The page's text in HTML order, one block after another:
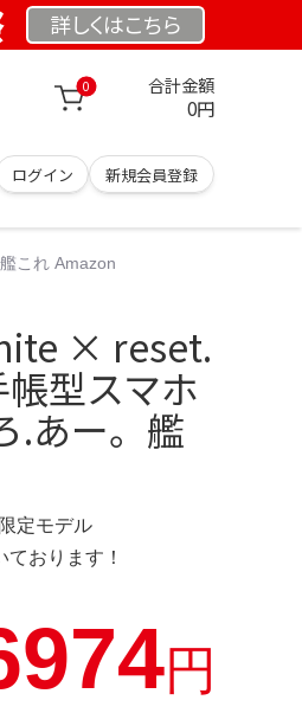
詳しくはこちら
0 合計金額
0円
ログイン 新規会員登録
これ Amazon
× reset.
型スマホ
.あー。艦
定モデル
おります！
円